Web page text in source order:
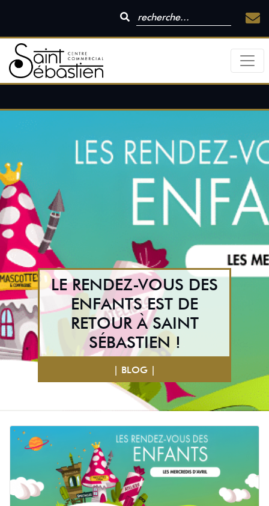
LE RENDEZ-VOUS DES
ENFANTS EST DE
RETOUR À SAINT
SÉBASTIEN !
| BLOG |